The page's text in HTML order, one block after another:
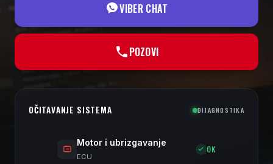
VIBER CHAT
POZOVI
OČITAVANJE SISTEMA DIJAGNOSTIKA
Motor i ubrizgavanje
ECU
OK